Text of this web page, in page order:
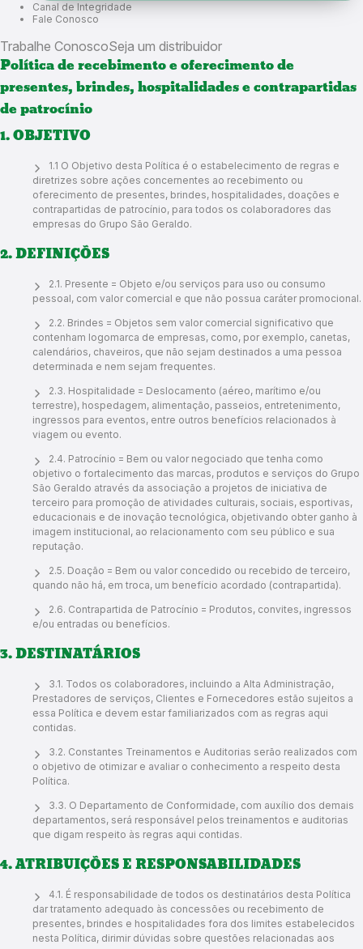
Canal de Integridade
Fale Conosco
Trabalhe ConoscoSeja um distribuidor
Política de recebimento e oferecimento de
presentes, brindes, hospitalidades e contrapartidas
de patrocínio
1. OBJETIVO
1.1 O Objetivo desta Política é o estabelecimento de regras e
diretrizes sobre ações concernentes ao recebimento ou
oferecimento de presentes, brindes, hospitalidades, doações e
contrapartidas de patrocínio, para todos os colaboradores das
empresas do Grupo São Geraldo.
2. DEFINIÇÕES
2.1. Presente = Objeto e/ou serviços para uso ou consumo
pessoal, com valor comercial e que não possua caráter promocional.
2.2. Brindes = Objetos sem valor comercial significativo que
contenham logomarca de empresas, como, por exemplo, canetas,
calendários, chaveiros, que não sejam destinados a uma pessoa
determinada e nem sejam frequentes.
2.3. Hospitalidade = Deslocamento (aéreo, marítimo e/ou
terrestre), hospedagem, alimentação, passeios, entretenimento,
ingressos para eventos, entre outros benefícios relacionados à
viagem ou evento.
2.4. Patrocínio = Bem ou valor negociado que tenha como
objetivo o fortalecimento das marcas, produtos e serviços do Grupo
São Geraldo através da associação a projetos de iniciativa de
terceiro para promoção de atividades culturais, sociais, esportivas,
educacionais e de inovação tecnológica, objetivando obter ganho à
imagem institucional, ao relacionamento com seu público e sua
reputação.
2.5. Doação = Bem ou valor concedido ou recebido de terceiro,
quando não há, em troca, um benefício acordado (contrapartida).
2.6. Contrapartida de Patrocínio = Produtos, convites, ingressos
e/ou entradas ou benefícios.
3. DESTINATÁRIOS
3.1. Todos os colaboradores, incluindo a Alta Administração,
Prestadores de serviços, Clientes e Fornecedores estão sujeitos a
essa Política e devem estar familiarizados com as regras aqui
contidas.
3.2. Constantes Treinamentos e Auditorias serão realizados com
o objetivo de otimizar e avaliar o conhecimento a respeito desta
Política.
3.3. O Departamento de Conformidade, com auxílio dos demais
departamentos, será responsável pelos treinamentos e auditorias
que digam respeito às regras aqui contidas.
4. ATRIBUIÇÕES E RESPONSABILIDADES
4.1. É responsabilidade de todos os destinatários desta Política
dar tratamento adequado às concessões ou recebimento de
presentes, brindes e hospitalidades fora dos limites estabelecidos
nesta Política, dirimir dúvidas sobre questões relacionadas aos